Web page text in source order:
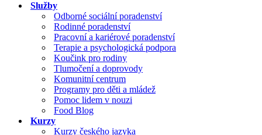
Služby
Odborné sociální poradenství
Rodinné poradenství
Pracovní a kariérové poradenství
Terapie a psychologická podpora
Koučink pro rodiny
Tlumočení a doprovody
Komunitní centrum
Programy pro děti a mládež
Pomoc lidem v nouzi
Food Blog
Kurzy
Kurzy českého jazyka